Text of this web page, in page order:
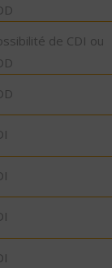
de CDI ou